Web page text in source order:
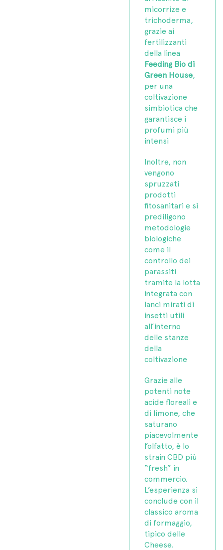
micorrize e
trichoderma,
grazie ai
fertilizzanti
della linea
Feeding Bio di
Green House,
per una
coltivazione
simbiotica che
garantisce i
profumi più
intensi
Inoltre, non
vengono
spruzzati
prodotti
fitosanitari e si
prediligono
metodologie
biologiche
come il
controllo dei
parassiti
tramite la lotta
integrata con
lanci mirati di
insetti utili
all’interno
delle stanze
della
coltivazione
Grazie alle
potenti note
acide floreali e
di limone, che
saturano
piacevolmente
l’olfatto, è lo
strain CBD più
“fresh” in
commercio.
L’esperienza si
conclude con il
classico aroma
di formaggio,
tipico delle
Cheese.